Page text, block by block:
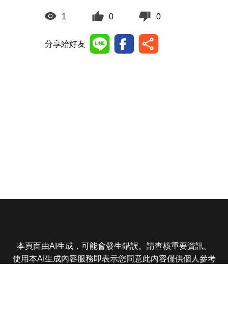
1 0 0
分享給好友
本頁面由AI生成，可能會發生錯誤。請查核重要資訊。
使用本AI生成內容服務即表示您同意此內容僅供個人參考